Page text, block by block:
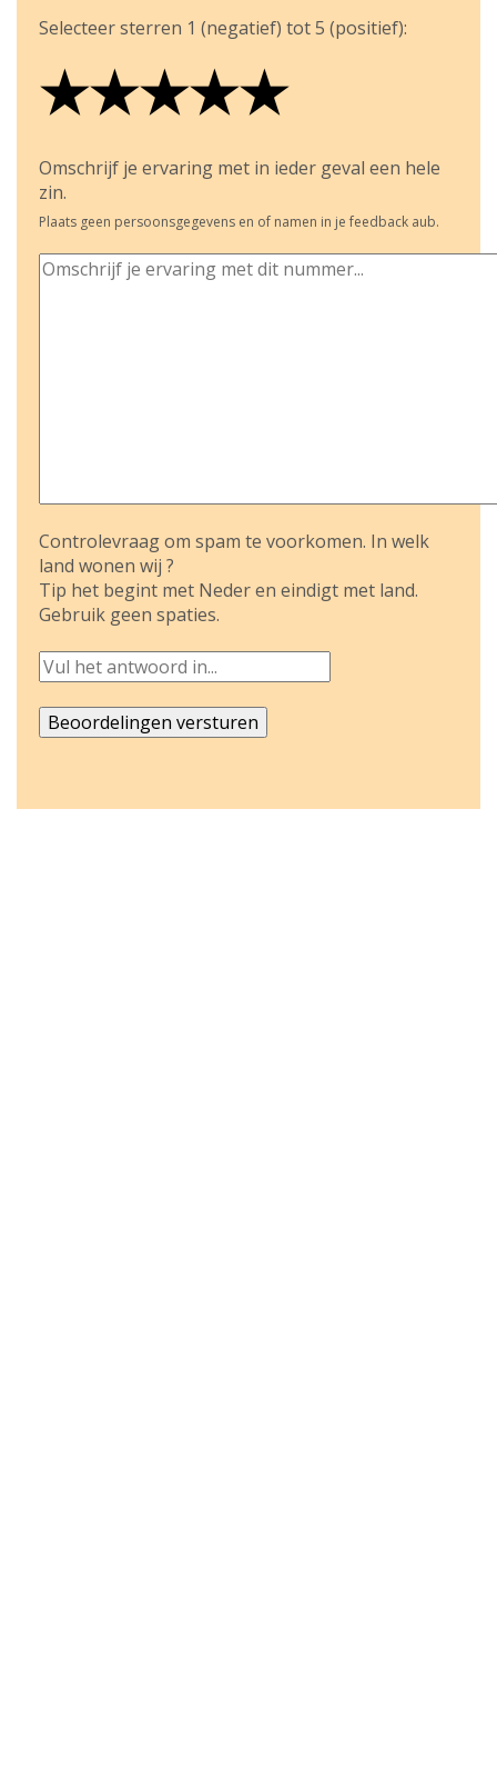
Selecteer sterren 1 (negatief) tot 5 (positief):
★
★★
★★★
★★★★
★★★★★
Omschrijf je ervaring met in ieder geval een hele
zin.
Plaats geen persoonsgegevens en of namen in je feedback aub.
Controlevraag om spam te voorkomen. In welk
land wonen wij ?
Tip het begint met Neder en eindigt met land.
Gebruik geen spaties.